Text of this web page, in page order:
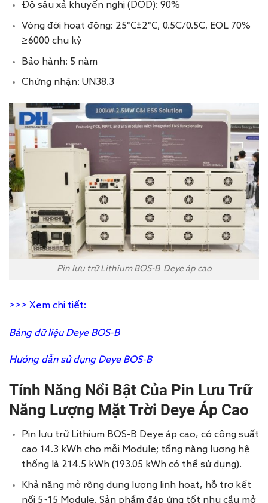
Độ sâu xả khuyến nghị (DOD): 90%
Vòng đời hoạt động: 25℃±2℃, 0.5C/0.5C, EOL 70%
≥6000 chu kỳ
Bảo hành: 5 năm
Chứng nhận: UN38.3
Pin lưu trữ Lithium BOS-B Deye áp cao
>>> Xem chi tiết:
Bảng dữ liệu Deye BOS-B
Hướng dẫn sử dụng Deye BOS-B
Tính Năng Nổi Bật Của Pin Lưu Trữ
Năng Lượng Mặt Trời Deye Áp Cao
Pin lưu trữ Lithium BOS-B Deye áp cao, có công suất
cao 14.3 kWh cho mỗi Module; tổng năng lượng hệ
thống là 214.5 kWh (193.05 kWh có thể sử dụng).
Khả năng mở rộng dung lượng linh hoạt, hỗ trợ kết
nối 5~15 Module. Sản phẩm đáp ứng tốt nhu cầu mở